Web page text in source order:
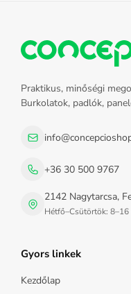
Praktikus, minőségi
Burkolatok, padlók,
+36 30 500 9767
2142 Nagytarcsa,
Hétfő–Csütörtök: 8–16
Gyors linkek
Kezdőlap